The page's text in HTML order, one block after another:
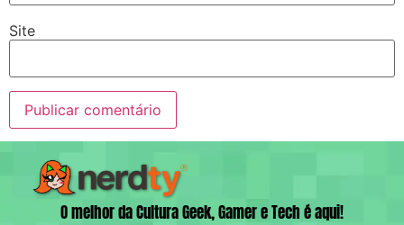
Site
O melhor da Cultura Geek, Gamer e Tech é aqui!